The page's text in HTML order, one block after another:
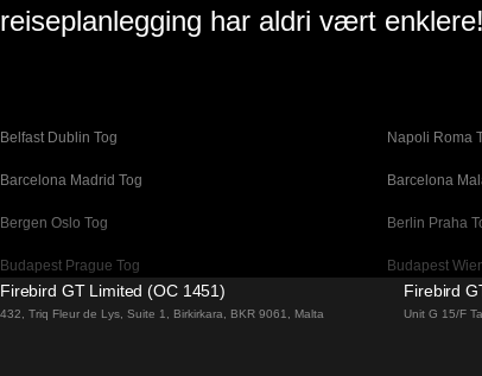
reiseplanlegging har aldri vært enklere!
Belfast Dublin Tog Napoli Roma
Barcelona Madrid Tog Barcelona
Bergen Oslo Tog Berlin Praha
Budapest Prague Tog Budapest
Canberra Sydney Tog Changwon
Firebird GT Limited (OC 1451)
432, Triq Fleur de Lys, Suite 1, Birkirkara, BKR 9061, Malta
Firebird
Unit G 15/F